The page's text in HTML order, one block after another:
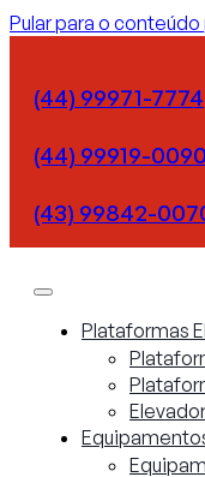
Pular para o
(44) 99971-7774
(44) 99919-0090
(43) 99842-
Plataformas